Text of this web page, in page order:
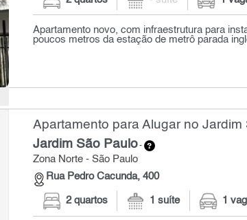
Apartamento novo, com infraestrutura para
poucos metros da estação de metrô parada
Apartamento para Alugar no
Jardim São Paulo-
Zona Norte - São Paulo
Rua Pedro Cacunda, 400
2 quartos 1 suíte 1